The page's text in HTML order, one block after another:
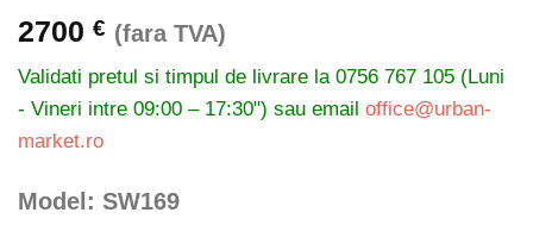
2700 € (fara TVA)
Validati pretul si timpul de livrare la 0756 767 105 (Luni
- Vineri intre 09:00 – 17:30") sau email office@urban-
market.ro
Model: SW169